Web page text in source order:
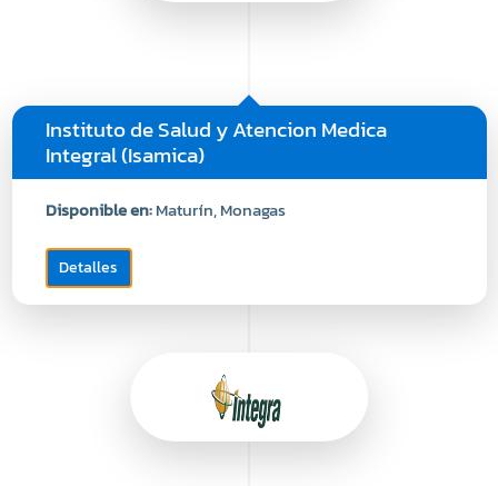
Instituto de Salud y Atencion Medica
Integral (Isamica)
Disponible en:Maturín, Monagas
Detalles